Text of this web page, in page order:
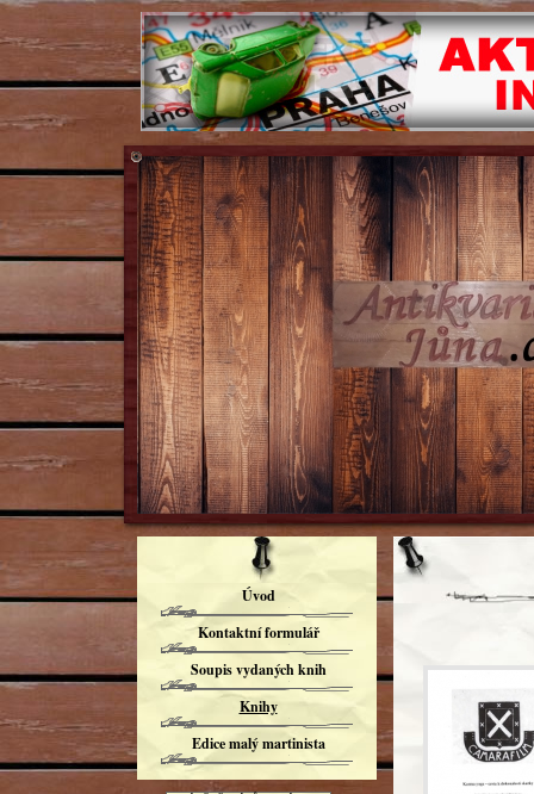
Úvod
Kontaktní formulář
Soupis vydaných knih
Knihy
Edice malý martinista